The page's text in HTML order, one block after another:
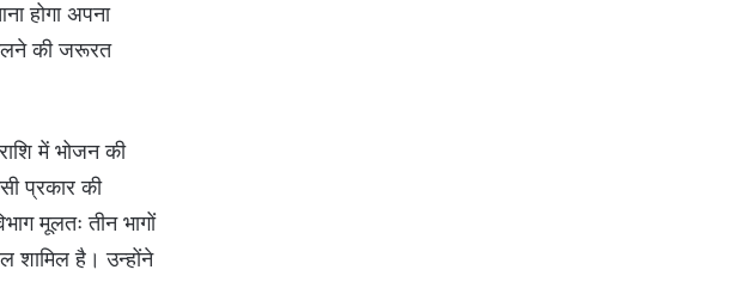
होगा अपना
की जरूरत
में भोजन की
प्रकार की
मूलतः तीन भागों
शामिल है। उन्होंने